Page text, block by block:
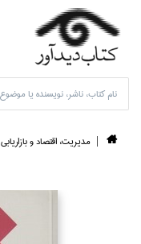
مديريت، اقتصاد و بازاريابي